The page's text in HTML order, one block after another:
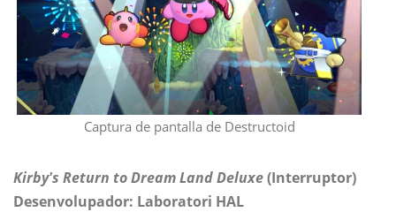
Captura de pantalla de Destructoid
Kirby's Return to Dream Land Deluxe(Interruptor)
Desenvolupador: Laboratori HAL